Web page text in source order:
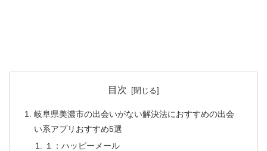
目次
岐阜県美濃市の出会いがない解決法におすすめの出会
い系アプリおすすめ5選
１：ハッピーメール